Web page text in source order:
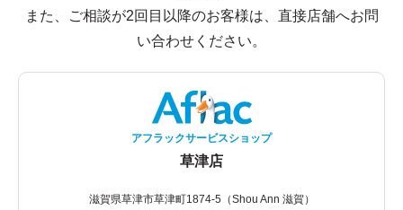
また、ご相談が2回目以降のお客様は、直接店舗へお問
い合わせください。
アフラックサービスショップ
草津店
滋賀県草津市草津町1874-5（Shou Ann 滋賀）